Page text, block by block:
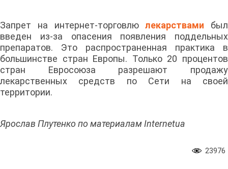
Запрет на интернет-торговлюлекарствами был
введен из-за опасения появления поддельных
препаратов. Это распространенная практика в
большинстве стран Европы. Только 20 процентов
стран Евросоюза разрешают продажу
лекарственных средств по Сети на своей
территории.
Ярослав Плутенко по материалам Internetua
23976